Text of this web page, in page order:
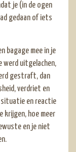
je (in de ogen
gedaan of iets
bagage mee in je
werd uitgelachen,
gestraft, dan
verdriet en
situatie en reactie
krijgen, hoe meer
en je niet